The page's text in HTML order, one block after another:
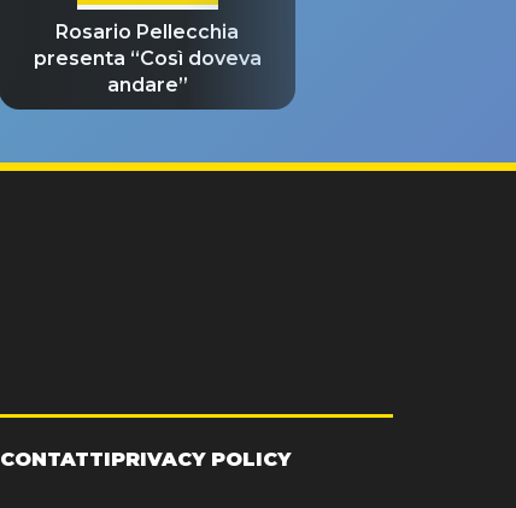
Rosario Pellecchia
presenta “Così doveva
andare”
CONTATTIPRIVACY POLICY